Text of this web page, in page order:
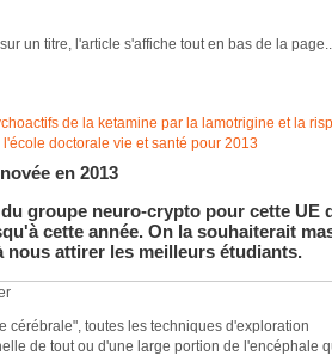
un titre, l'article s'affiche tout en bas de la page...
de la ketamine par la lamotrigine et la
doctorale vie et santé pour 2013
en 2013
groupe neuro-crypto pour cette UE
cette année. On la souhaiterait
nous attirer les meilleurs étudiants.
cérébrale", toutes les techniques d'exploration
de tout ou d'une large portion de l'encéphale